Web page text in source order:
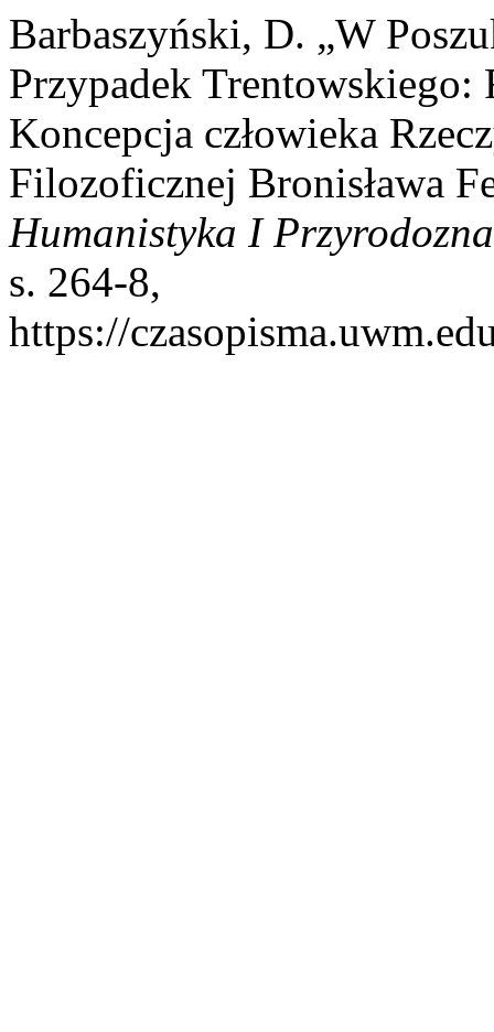
Barbaszyński, D. „W
Przypadek Trentowskiego:
Koncepcja człowieka
Filozoficznej Bronisława
Humanistyka I
s. 264-8,
https://